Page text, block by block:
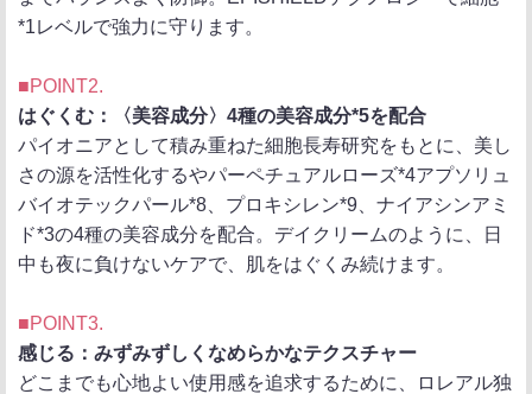
*1レベルで強力に守ります。
■POINT2.
はぐくむ：〈美容成分〉4種の美容成分*5を配合
パイオニアとして積み重ねた細胞長寿研究をもとに、美し
さの源を活性化するやパーペチュアルローズ*4アプソリュ
バイオテックパール*8、プロキシレン*9、ナイアシンアミ
ド*3の4種の美容成分を配合。デイクリームのように、日
中も夜に負けないケアで、肌をはぐくみ続けます。
■POINT3.
感じる：みずみずしくなめらかなテクスチャー
どこまでも心地よい使用感を追求するために、ロレアル独